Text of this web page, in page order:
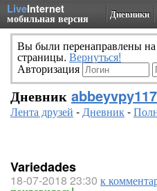
LiveInternet
мобильная версия Дневники
Вы были перенаправлены
страницы. Вернуться!
Авторизация
Дневник
Лента друзей -Дневник-
Variedades
18-07-2018 23:30 к